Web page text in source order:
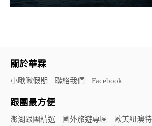
關於華霖
小啾啾假期 聯絡我們 Facebook
跟團最方便
澎湖跟團精選 國外旅遊專區 歐美紐澳